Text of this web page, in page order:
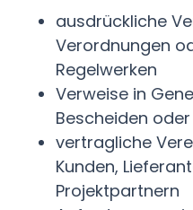
ausdrückliche
Verordnungen
Regelwerken
Verweise in
Bescheiden
vertragliche
Kunden,
Projektpartnern